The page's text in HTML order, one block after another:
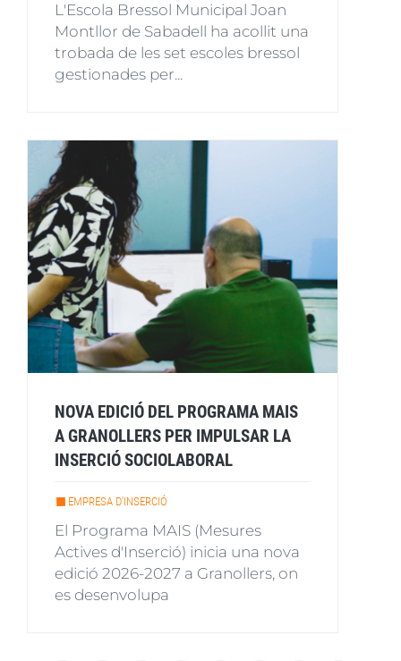
L'Escola Bressol Municipal Joan
Montllor de Sabadell ha acollit una
trobada de les set escoles bressol
gestionades per...
NOVA EDICIÓ DEL PROGRAMA MAIS
A GRANOLLERS PER IMPULSAR LA
INSERCIÓ SOCIOLABORAL
EMPRESA D'INSERCIÓ
El Programa MAIS (Mesures
Actives d'Inserció) inicia una nova
edició 2026-2027 a Granollers, on
es desenvolupa